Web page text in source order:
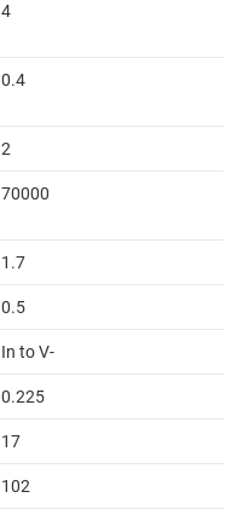
4
0.4
2
70000
1.7
0.5
In to V-
0.225
17
102